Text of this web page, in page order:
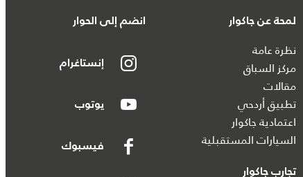
لمحة عن جاكوار
نظرة عامة
مركز السباق
مقالات
تطبيق أردحي
اعتمادية جاكوار
السيارات المستقبلية
تجارب جاكوار
انضم إلى الحوار
إنستاغرام
يوتوب
فيسبوك